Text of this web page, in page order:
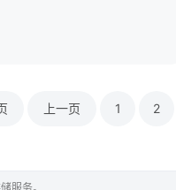
上一页 1 2